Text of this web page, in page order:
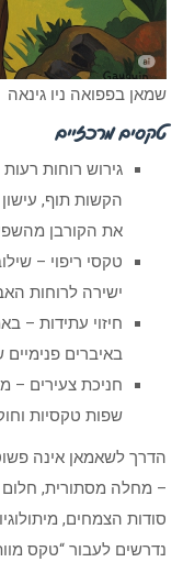
שמאן בפפואה ניו גינאה
טקסים מרכזיים
הקשות תוף, עישון
את הקורבן
טקסי ריפוי –
ישירה לרוחות
חיזוי עתידות –
באיברים פנימיים
חניכת צעירים –
שפות טקסיות
הדרך לשאמאן אינה
– מחלה מסתורית, חלום
סודות הצמחים,
נדרשים לעבור “טקס